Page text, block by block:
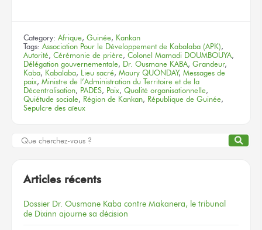
Category: Afrique, Guinée, Kankan
Tags: Association Pour le Développement de Kabalaba (APK),
Autorité, Cérémonie de prière, Colonel Mamadi DOUMBOUYA,
Délégation gouvernementale, Dr. Ousmane KABA, Grandeur,
Kaba, Kabalaba, Lieu sacré, Maury QUONDAY, Messages de
paix, Ministre de l’Administration du Territoire et de la
Décentralisation, PADES, Paix, Qualité organisationnelle,
Quiétude sociale, Région de Kankan, République de Guinée,
Sepulcre des aïeux
Articles récents
Dossier Dr. Ousmane Kaba contre Makanera, le tribunal
de Dixinn ajourne sa décision